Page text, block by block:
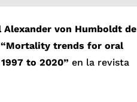
von Humboldt de
“Mortality trends for oral
to 2020” en la revista